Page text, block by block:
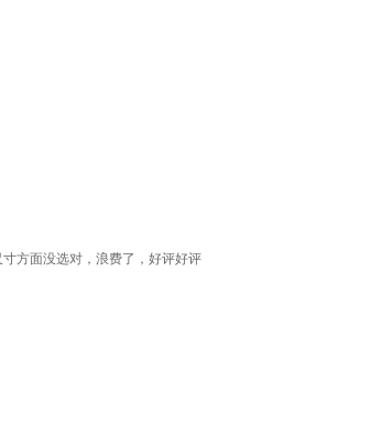
方面没选对，浪费了，好评好评